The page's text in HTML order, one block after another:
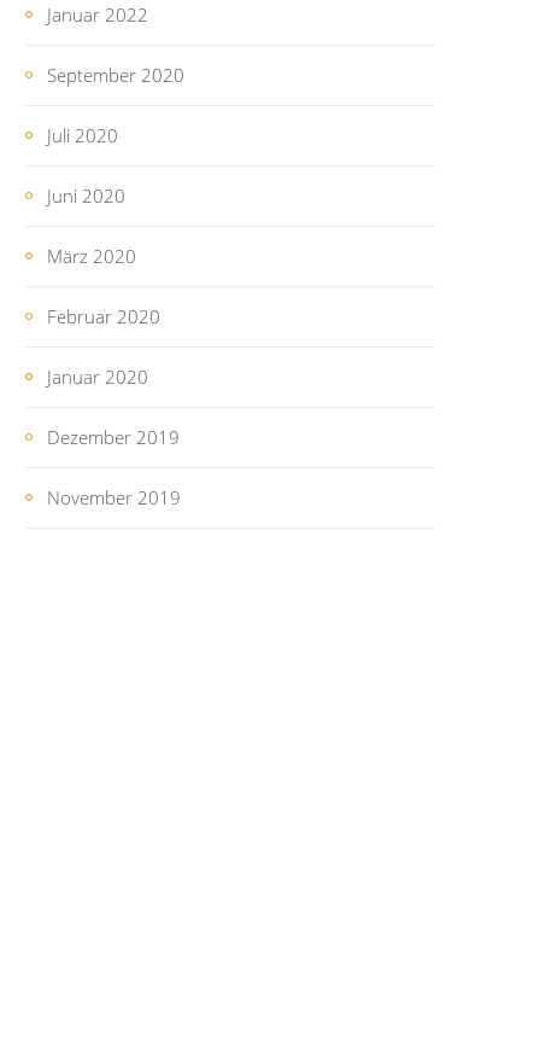
Januar 2022
September 2020
Juli 2020
Juni 2020
März 2020
Februar 2020
Januar 2020
Dezember 2019
November 2019